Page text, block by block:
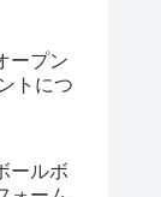
ープン
トにつ
ールボ